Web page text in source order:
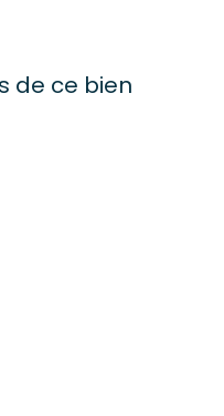
de ce bien